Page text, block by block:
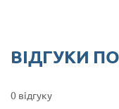
ВІДГУКИ
0 відгуку